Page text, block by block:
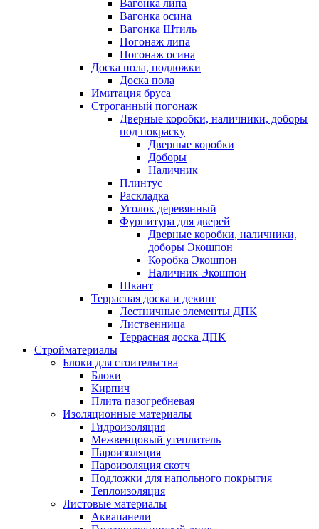
Вагонка липа
Вагонка осина
Вагонка Штиль
Погонаж липа
Погонаж осина
Доска пола, подложки
Доска пола
Имитация бруса
Строганный погонаж
Дверные коробки, наличники, доборы
под покраску
Дверные коробки
Доборы
Наличник
Плинтус
Раскладка
Уголок деревянный
Фурнитура для дверей
Дверные коробки, наличники,
доборы Экошпон
Коробка Экошпон
Наличник Экошпон
Шкант
Террасная доска и декинг
Лестничные элементы ДПК
Лиственница
Террасная доска ДПК
Стройматериалы
Блоки для стоительства
Блоки
Кирпич
Плита пазогребневая
Изоляционные материалы
Гидроизоляция
Межвенцовый утеплитель
Пароизоляция
Пароизоляция скотч
Подложки для напольного покрытия
Теплоизоляция
Листовые материалы
Аквапанели